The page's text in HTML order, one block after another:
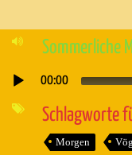
Sommerliche
Audio-
00:00
Schlagworte
Morgen